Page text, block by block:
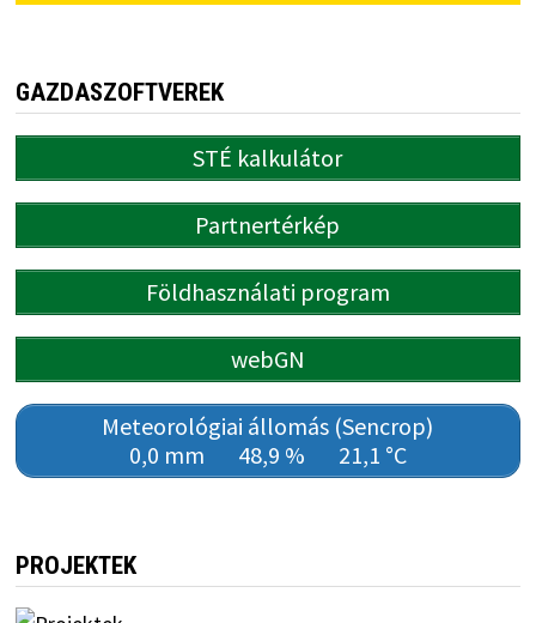
GAZDASZOFTVEREK
STÉ kalkulátor
Partnertérkép
Földhasználati program
webGN
Meteorológiai állomás (Sencrop)
0,0 mm
48,9 % 21,1 °C
PROJEKTEK